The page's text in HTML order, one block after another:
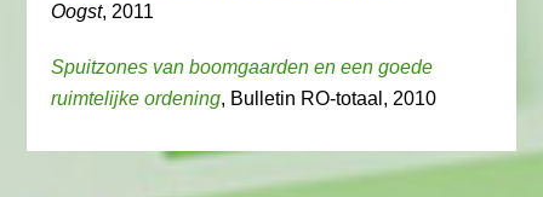
Oogst, 2011
Spuitzones van boomgaarden en een goede
ruimtelijke ordening, Bulletin RO-totaal, 2010